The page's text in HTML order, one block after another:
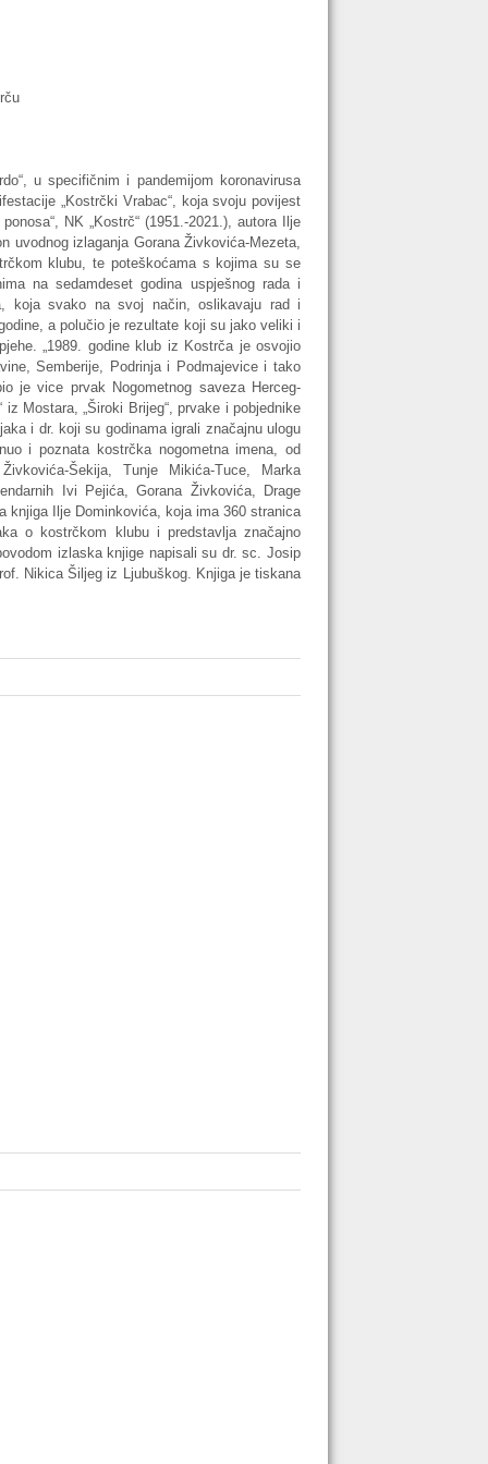
u specifičnim i pandemijom koronavirusa
„Kostrčki Vrabac“, koja svoju povijest
NK „Kostrč“ (1951.-2021.), autora Ilje
uvodnog izlaganja Gorana Živkovića-Mezeta,
klubu, te poteškoćama s kojima su se
na sedamdeset godina uspješnog rada i
koja svako na svoj način, oslikavaju rad i
a polučio je rezultate koji su jako veliki i
„1989. godine klub iz Kostrča je osvojio
Semberije, Podrinja i Podmajevice i tako
je vice prvak Nogometnog saveza Herceg-
Mostara, „Široki Brijeg“, prvake i pobjednike
i dr. koji su godinama igrali značajnu ulogu
i poznata kostrčka nogometna imena, od
Šekija, Tunje Mikića-Tuce, Marka
Ivi Pejića, Gorana Živkovića, Drage
knjiga Ilje Dominkovića, koja ima 360 stranica
o kostrčkom klubu i predstavlja značajno
izlaska knjige napisali su dr. sc. Josip
Nikica Šiljeg iz Ljubuškog. Knjiga je tiskana